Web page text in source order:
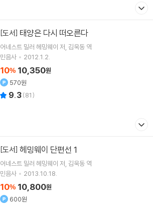
[도서] 태양은 다시 떠오른다
어네스트 밀러 헤밍웨이 저 김욱동 역
민음사
2012.1.2.
10% 10,350원
570원
9.3(81)
[도서] 헤밍웨이 단편선 1
어네스트 밀러 헤밍웨이 저 김욱동 역
민음사
2013.10.18.
10% 10,800원
600원